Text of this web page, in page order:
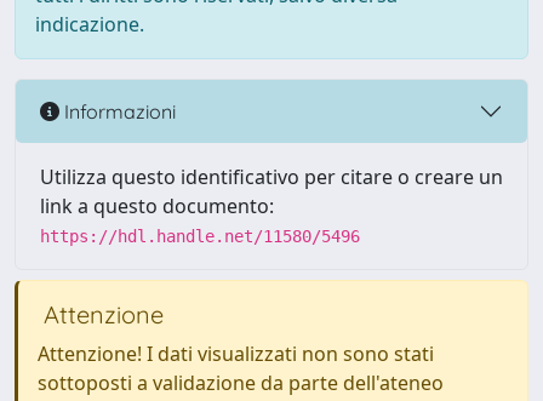
indicazione.
Informazioni
Utilizza questo identificativo per citare o creare un
link a questo documento:
https://hdl.handle.net/11580/5496
Attenzione
Attenzione! I dati visualizzati non sono stati
sottoposti a validazione da parte dell'ateneo